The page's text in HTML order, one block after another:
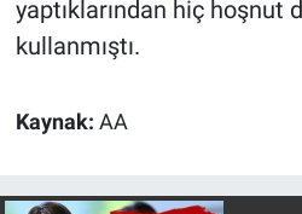
yaptıklarından hiç hoşnut
kullanmıştı.
Kaynak: AA